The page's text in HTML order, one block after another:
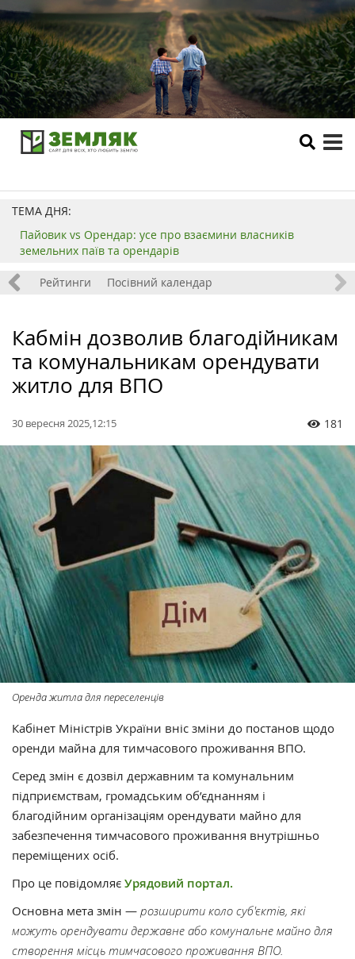
ТЕМА ДНЯ:
Пайовик vs Орендар: усе про взаємини власників
земельних паїв та орендарів
Рейтинги Посівний календар
Кабмін дозволив благодійникам
та комунальникам орендувати
житло для ВПО
30 вересня 2025,12:15 181
Оренда житла для переселенців
Кабінет Міністрів України вніс зміни до постанов щодо
оренди майна для тимчасового проживання ВПО.
Серед змін є дозвіл державним та комунальним
підприємствам, громадським об’єднанням і
благодійним організаціям орендувати майно для
забезпечення тимчасового проживання внутрішньо
переміщених осіб.
Про це повідомляє Урядовий портал.
Основна мета змін — розширити коло суб'єктів, які
можуть орендувати державне або комунальне майно для
створення місць тимчасового проживання ВПО.